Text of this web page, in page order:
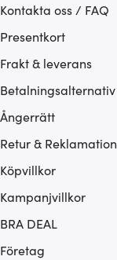
Kontakta oss / FAQ
Presentkort
Frakt & leverans
Betalningsalternativ
Ångerrätt
Retur & Reklamation
Köpvillkor
Kampanjvillkor
BRA DEAL
Företag